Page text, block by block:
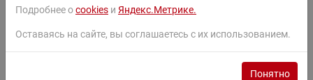
Подробнее оcookies и Яндекс.Метрике.
Оставаясь на сайте, вы соглашаетесь с их использованием.
Понятно